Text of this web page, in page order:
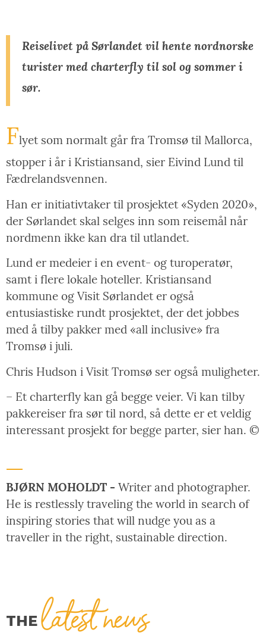
Reiselivet på Sørlandet vil hente nordnorske
turister med charterfly til sol og sommer i
sør.
Flyet som normalt går fra Tromsø til Mallorca,
stopper i år i Kristiansand, sier Eivind Lund til
Fædrelandsvennen.
Han er initiativtaker til prosjektet «Syden 2020»,
der Sørlandet skal selges inn som reisemål når
nordmenn ikke kan dra til utlandet.
Lund er medeier i en event- og turoperatør,
samt i flere lokale hoteller. Kristiansand
kommune og Visit Sørlandet er også
entusiastiske rundt prosjektet, der det jobbes
med å tilby pakker med «all inclusive» fra
Tromsø i juli.
Chris Hudson i Visit Tromsø ser også muligheter.
– Et charterfly kan gå begge veier. Vi kan tilby
pakkereiser fra sør til nord, så dette er et veldig
interessant prosjekt for begge parter, sier han. ©
BJØRN MOHOLDT - Writer and photographer.
He is restlessly traveling the world in search of
inspiring stories that will nudge you as a
traveller in the right, sustainable direction.
THElatest news